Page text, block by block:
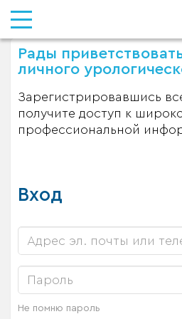
Рады
личного
Зарегистрировавшись
получите доступ к
профессиональной
Вход
Не помню пароль